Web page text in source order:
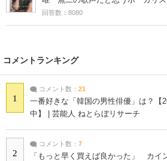
回答数：8080
コメントランキング
1
コメント数： 21
一番好きな「韓国の男性俳優」は？【
中】 | 芸能人 ねとらぼリサーチ
2
コメント数： 7
「もっと早く買えば良かった」 カイ